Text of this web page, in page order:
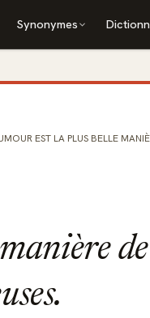
Synonymes
EST LA PLUS BELLE